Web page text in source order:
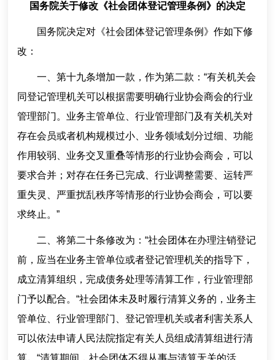
国务院关于修改《社会团体登记管理条例》的决定
国务院决定对《社会团体登记管理条例》作如下修
改：
一、第十九条增加一款，作为第二款：“有关机关会
同登记管理机关可以根据需要明确行业协会商会的行业
管理部门。业务主管单位、行业管理部门及有关机关对
存在会员或者机构规模过小、业务领域划分过细、功能
作用较弱、业务交叉重叠等情形的行业协会商会，可以
要求合并；对存在任务已完成、行业调整需要、运转严
重失灵、严重扰乱秩序等情形的行业协会商会，可以要
求终止。”
二、将第二十条修改为：“社会团体在办理注销登记
前，应当在业务主管单位或者登记管理机关的指导下，
成立清算组织，完成债务处理等清算工作，行业管理部
门予以配合。“社会团体未及时履行清算义务的，业务主
管单位、行业管理部门、登记管理机关或者利害关系人
可以依法申请人民法院指定有关人员组成清算组进行清